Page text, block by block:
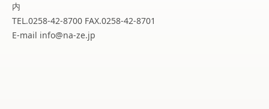
内
TEL.0258-42-8700 FAX.0258-42-8701
E-mail info@na-ze.jp